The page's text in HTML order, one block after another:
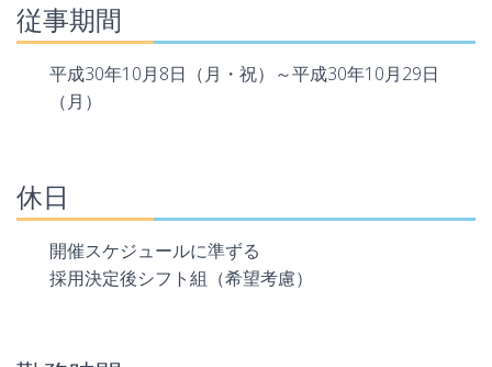
従事期間
平成30年10月8日（月・祝）～平成30年10月29日
（月）
休日
開催スケジュールに準ずる
採用決定後シフト組（希望考慮）